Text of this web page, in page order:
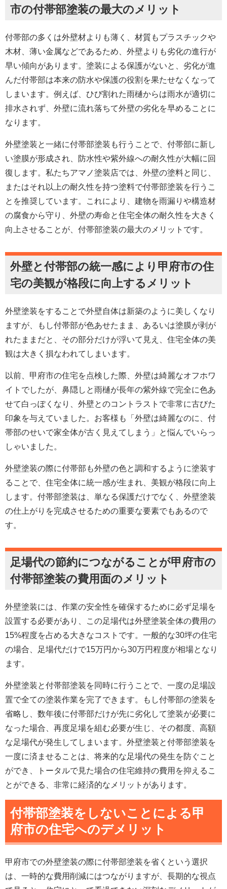
市の付帯部塗装の最大のメリット
付帯部の多くは外壁材よりも薄く、材質もプラスチックや
木材、薄い金属などであるため、外壁よりも劣化の進行が
早い傾向があります。塗装による保護がないと、劣化が進
んだ付帯部は本来の防水や保護の役割を果たせなくなって
しまいます。例えば、ひび割れた雨樋からは雨水が適切に
排水されず、外壁に流れ落ちて外壁の劣化を早めることに
なります。
外壁塗装と一緒に付帯部塗装も行うことで、付帯部に新し
い塗膜が形成され、防水性や紫外線への耐久性が大幅に回
復します。私たちアマノ塗装店では、外壁の塗料と同じ、
またはそれ以上の耐久性を持つ塗料で付帯部塗装を行うこ
とを推奨しています。これにより、建物を雨漏りや構造材
の腐食から守り、外壁の寿命と住宅全体の耐久性を大きく
向上させることが、付帯部塗装の最大のメリットです。
外壁と付帯部の統一感により甲府市の住
宅の美観が格段に向上するメリット
外壁塗装をすることで外壁自体は新築のように美しくなり
ますが、もし付帯部が色あせたまま、あるいは塗膜が剥が
れたままだと、その部分だけが浮いて見え、住宅全体の美
観は大きく損なわれてしまいます。
以前、甲府市の住宅を点検した際、外壁は綺麗なオフホワ
イトでしたが、鼻隠しと雨樋が長年の紫外線で完全に色あ
せて白っぽくなり、外壁とのコントラストで非常に古びた
印象を与えていました。お客様も「外壁は綺麗なのに、付
帯部のせいで家全体が古く見えてしまう」と悩んでいらっ
しゃいました。
外壁塗装の際に付帯部も外壁の色と調和するように塗装す
ることで、住宅全体に統一感が生まれ、美観が格段に向上
します。付帯部塗装は、単なる保護だけでなく、外壁塗装
の仕上がりを完成させるための重要な要素でもあるので
す。
足場代の節約につながることが甲府市の
付帯部塗装の費用面のメリット
外壁塗装には、作業の安全性を確保するために必ず足場を
設置する必要があり、この足場代は外壁塗装全体の費用の
15%程度を占める大きなコストです。一般的な30坪の住宅
の場合、足場代だけで15万円から30万円程度が相場となり
ます。
外壁塗装と付帯部塗装を同時に行うことで、一度の足場設
置で全ての塗装作業を完了できます。もし付帯部の塗装を
省略し、数年後に付帯部だけが先に劣化して塗装が必要に
なった場合、再度足場を組む必要が生じ、その都度、高額
な足場代が発生してしまいます。外壁塗装と付帯部塗装を
一度に済ませることは、将来的な足場代の発生を防ぐこと
ができ、トータルで見た場合の住宅維持の費用を抑えるこ
とができる、非常に経済的なメリットがあります。
付帯部塗装をしないことによる甲
府市の住宅へのデメリット
甲府市での外壁塗装の際に付帯部塗装を省くという選択
は、一時的な費用削減にはつながりますが、長期的な視点